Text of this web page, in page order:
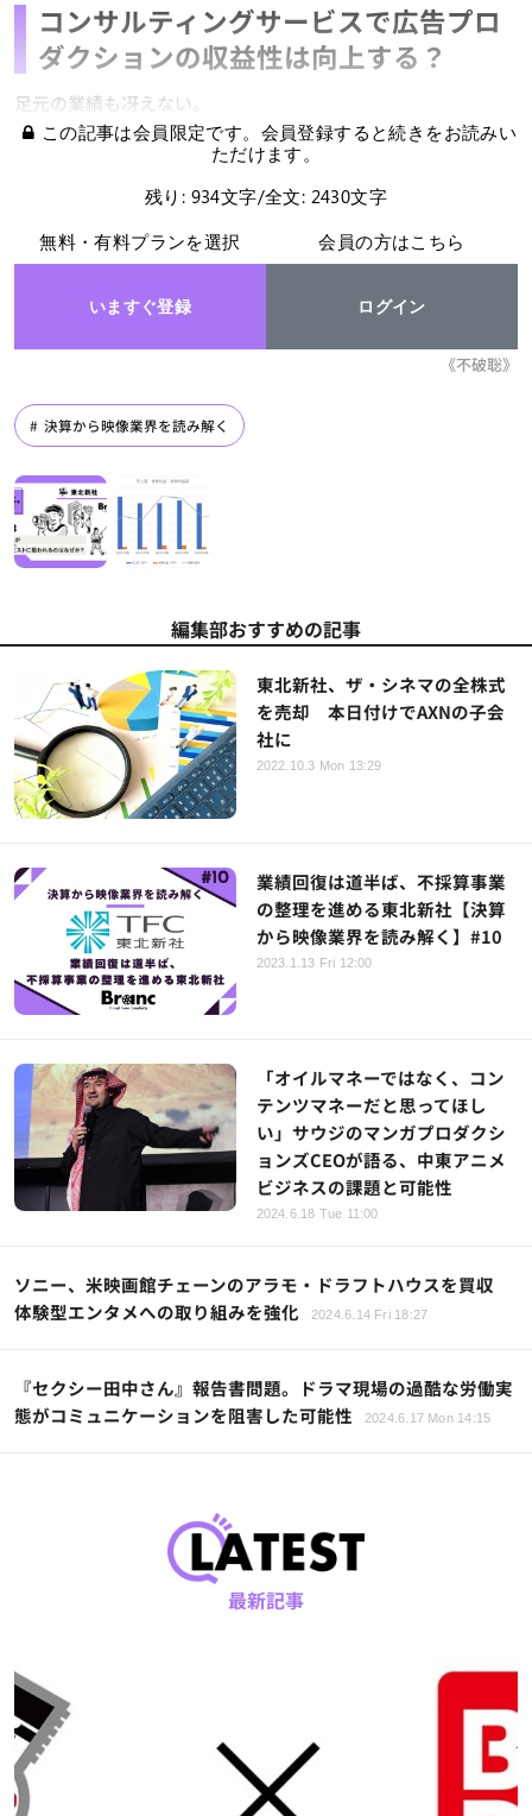
コンサルティングサービスで広告プロ
ダクションの収益性は向上する？
足元の業績も冴えない。
この記事は会員限定です。会員登録すると続きをお読みい
ただけます。
残り: 934文字/全文: 2430文字
無料・有料プランを選択
いますぐ登録
会員の方はこちら
ログイン
《不破聡》
決算から映像業界を読み解く
編集部おすすめの記事
東北新社、ザ・シネマの全株式
を売却 本日付けでAXNの子会
社に
2022.10.3 Mon 13:29
業績回復は道半ば、不採算事業
の整理を進める東北新社【決算
から映像業界を読み解く】#10
2023.1.13 Fri 12:00
「オイルマネーではなく、コン
テンツマネーだと思ってほし
い」サウジのマンガプロダクシ
ョンズCEOが語る、中東アニメ
ビジネスの課題と可能性
2024.6.18 Tue 11:00
ソニー、米映画館チェーンのアラモ・ドラフトハウスを買収
体験型エンタメへの取り組みを強化
2024.6.14 Fri 18:27
『セクシー田中さん』報告書問題。ドラマ現場の過酷な労働実
態がコミュニケーションを阻害した可能性
2024.6.17 Mon 14:15
最新記事